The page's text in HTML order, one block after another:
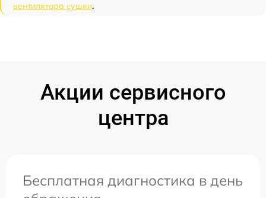
вентилятора сушки.
Акции сервисного
центра
Бесплатная диагностика в день